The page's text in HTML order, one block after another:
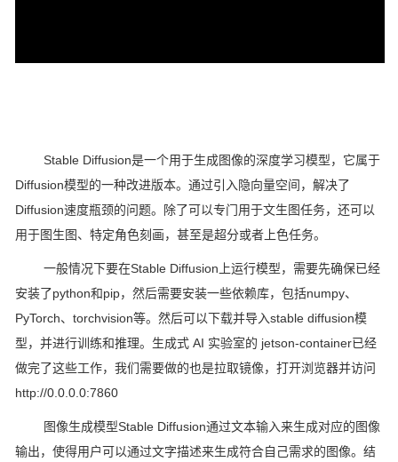
Stable Diffusion是一个用于生成图像的深度学习模型，它属于
Diffusion模型的一种改进版本。通过引入隐向量空间，解决了
Diffusion速度瓶颈的问题。除了可以专门用于文生图任务，还可以
用于图生图、特定角色刻画，甚至是超分或者上色任务。
一般情况下要在Stable Diffusion上运行模型，需要先确保已经
安装了python和pip，然后需要安装一些依赖库，包括numpy、
PyTorch、torchvision等。然后可以下载并导入stable diffusion模
型，并进行训练和推理。生成式 AI 实验室的 jetson-container已经
做完了这些工作，我们需要做的也是拉取镜像，打开浏览器并访问
http://0.0.0.0:7860
图像生成模型Stable Diffusion通过文本输入来生成对应的图像
输出，使得用户可以通过文字描述来生成符合自己需求的图像。结